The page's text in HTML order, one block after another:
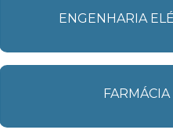
ENGENHARIA
FARMÁCIA